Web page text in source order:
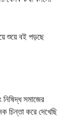
শুয়ে বই পড়ছে
সমাজের
চিন্তা করে দেখেছি